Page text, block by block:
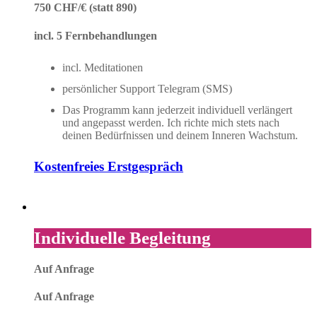
750 CHF/€ (statt 890)
incl. 5 Fernbehandlungen
incl. Meditationen
persönlicher Support Telegram (SMS)
Das Programm kann jederzeit individuell verlängert
und angepasst werden. Ich richte mich stets nach
deinen Bedürfnissen und deinem Inneren Wachstum.
Kostenfreies Erstgespräch
Individuelle Begleitung
Auf Anfrage
Auf Anfrage